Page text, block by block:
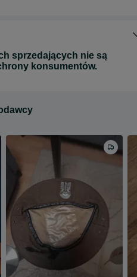
sprzedających nie są
konsumentów.